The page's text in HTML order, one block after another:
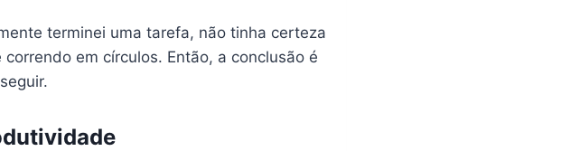
terminei uma tarefa, não tinha certeza
em círculos. Então, a conclusão é